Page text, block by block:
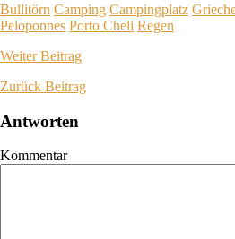
Bullitörn Camping Campingplatz
Peloponnes Porto Cheli Regen
WeiterBeitrag
Zurück Beitrag
Antworten
Kommentar